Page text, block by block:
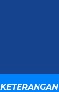
KETERANGAN